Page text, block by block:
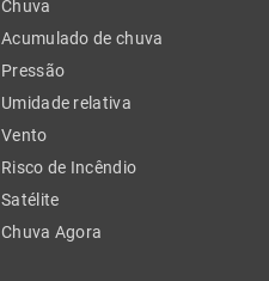
Chuva
Acumulado de chuva
Pressão
Umidade relativa
Vento
Risco de Incêndio
Satélite
Chuva Agora